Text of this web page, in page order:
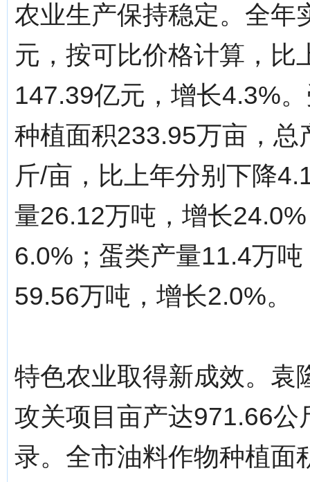
农业生产保持稳定。全年
元，按可比价格计算，比
147.39亿元，增长4.3%
种植面积233.95万亩，
斤/亩，比上年分别下降
量26.12万吨，增长
6.0%；蛋类产量11.4万
59.56万吨，增长2.0%。
特色农业取得新成效。袁
攻关项目亩产达971.66
录。全市油料作物种植面